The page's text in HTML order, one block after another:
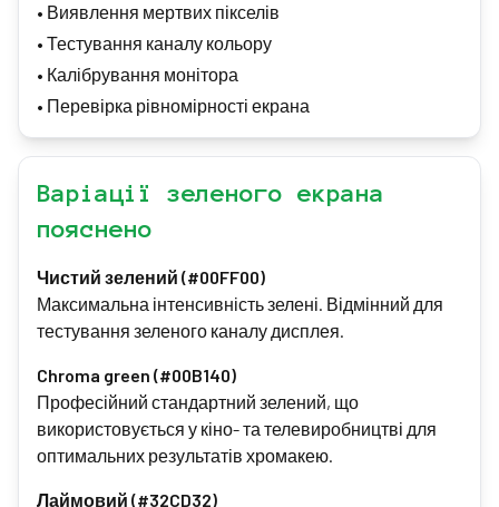
• Виявлення мертвих пікселів
• Тестування каналу кольору
• Калібрування монітора
• Перевірка рівномірності екрана
Варіації зеленого екрана
пояснено
Чистий зелений (#00FF00)
Максимальна інтенсивність зелені. Відмінний для
тестування зеленого каналу дисплея.
Chroma green (#00B140)
Професійний стандартний зелений, що
використовується у кіно- та телевиробництві для
оптимальних результатів хромакею.
Лаймовий (#32CD32)